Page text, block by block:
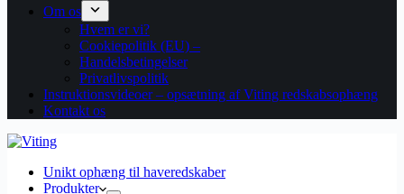
Om os
Hvem er vi?
Cookiepolitik (EU) –
Handelsbetingelser
Privatlivspolitik
Instruktionsvideoer – opsætning af Viting redskabsophæng
Kontakt os
Unikt ophæng til haveredskaber
Produkter